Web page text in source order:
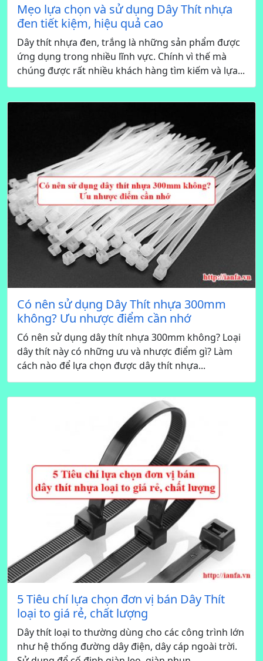
Mẹo lựa chọn và sử dụng Dây Thít nhựa
đen tiết kiệm, hiệu quả cao
Dây thít nhựa đen, trắng là những sản phẩm được
ứng dụng trong nhiều lĩnh vực. Chính vì thế mà
chúng được rất nhiều khách hàng tìm kiếm và lựa...
Có nên sử dụng Dây Thít nhựa 300mm
không? Ưu nhược điểm cần nhớ
Có nên sử dụng dây thít nhựa 300mm không? Loại
dây thít này có những ưu và nhược điểm gì? Làm
cách nào để lựa chọn được dây thít nhựa...
5 Tiêu chí lựa chọn đơn vị bán Dây Thít
loại to giá rẻ, chất lượng
Dây thít loại to thường dùng cho các công trình lớn
như hệ thống đường dây điện, dây cáp ngoài trời.